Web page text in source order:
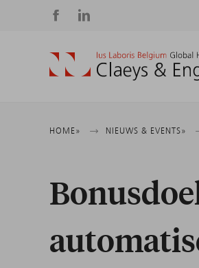
Social
media
Kruimelpad
HOME NIEUWS & EVENTS